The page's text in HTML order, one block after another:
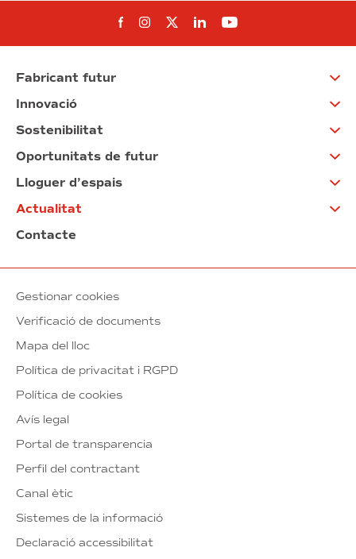
Segueix-nos al Facebook
Segueix-nos a Instagram
Segueix-nos a Twitter
Segueix-nos a
Segueix-nos a
Fabricant futur
Innovació
Sostenibilitat
Oportunitats de futur
Lloguer d’espais
Actualitat
Contacte
Gestionar cookies
Verificació de documents
Mapa del lloc
Política de privacitat i RGPD
Política de cookies
Avís legal
Portal de transparencia
Perfil del contractant
Canal ètic
Sistemes de la informació
Declaració accessibilitat